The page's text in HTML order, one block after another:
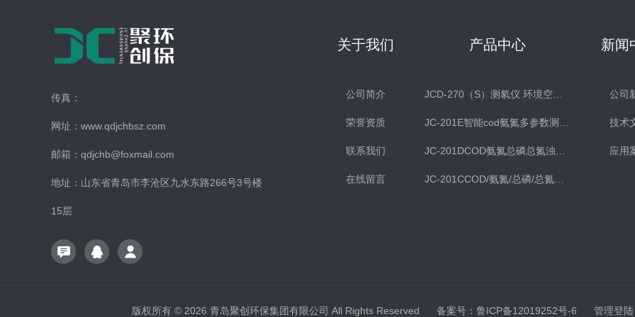
传真：
网址：www.qdjchbsz.com
邮箱：qdjchb@foxmail.com
地址：山东省青岛市李沧区九水东路266号3号楼
15层
关于我们
公司简介
荣誉资质
联系我们
在线留言
产品中心 新闻
公司
技术
应用
版权所有 © 2026 青岛聚创环保集团有限公司 All Rights Reserved 备案号：鲁ICP备12019252号-6 管理登陆